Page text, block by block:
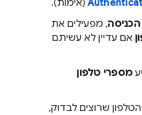
(אימות).
, מפעילים את
אם עדיין לא עשיתם
מספרי טלפון
שרוצים לבדוק,